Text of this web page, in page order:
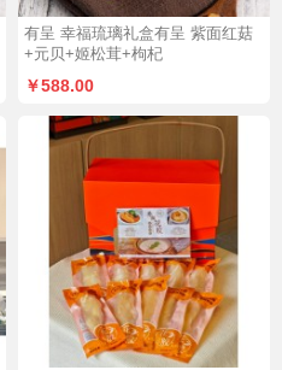
有呈 幸福琉璃礼盒有呈 紫面红菇
+元贝+姬松茸+枸杞
￥588.00